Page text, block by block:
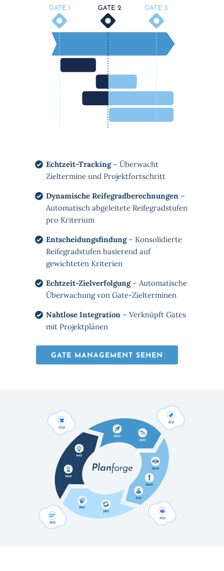
Echtzeit-Tracking– Überwacht
Zieltermine und Projektfortschritt
Dynamische Reifegradberechnungen–
Automatisch abgeleitete Reifegradstufen
pro Kriterium
Entscheidungsfindung– Konsolidierte
Reifegradstufen basierend auf
gewichteten Kriterien
Echtzeit-Zielverfolgung– Automatische
Überwachung von Gate-Zielterminen
Nahtlose Integration– Verknüpft Gates
mit Projektplänen
GATE MANAGEMENT SEHEN